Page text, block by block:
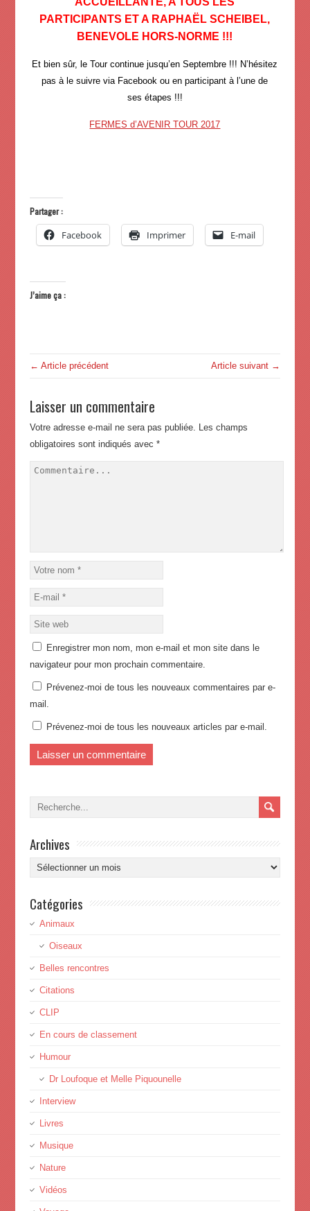
PARTICIPANTS ET A RAPHAËL SCHEIBEL,
BENEVOLE HORS-NORME !!!
Et bien sûr, le Tour continue jusqu’en Septembre !!! N’hésitez
pas à le suivre via Facebook ou en participant à l’une de
ses étapes !!!
FERMES d’AVENIR TOUR 2017
Partager :
Facebook Imprimer E-mail
J’aime ça :
← Article précédent Article suivant →
Laisser un commentaire
Votre adresse e-mail ne sera pas publiée. Les champs
obligatoires sont indiqués avec *
Enregistrer mon nom, mon e-mail et mon site dans le
navigateur pour mon prochain commentaire.
Prévenez-moi de tous les nouveaux commentaires par e-
mail.
Prévenez-moi de tous les nouveaux articles par e-mail.
Archives
Archives
Catégories
Animaux
Oiseaux
Belles rencontres
Citations
CLIP
En cours de classement
Humour
Dr Loufoque et Melle Piquounelle
Interview
Livres
Musique
Nature
Vidéos